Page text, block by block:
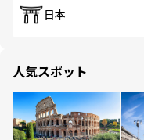
日本
人気スポット